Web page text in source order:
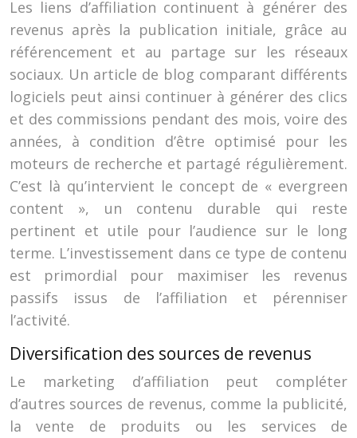
Les liens d’affiliation continuent à générer des
revenus après la publication initiale, grâce au
référencement et au partage sur les réseaux
sociaux. Un article de blog comparant différents
logiciels peut ainsi continuer à générer des clics
et des commissions pendant des mois, voire des
années, à condition d’être optimisé pour les
moteurs de recherche et partagé régulièrement.
C’est là qu’intervient le concept de « evergreen
content », un contenu durable qui reste
pertinent et utile pour l’audience sur le long
terme. L’investissement dans ce type de contenu
est primordial pour maximiser les revenus
passifs issus de l’affiliation et pérenniser
l’activité.
Diversification des sources de revenus
Le marketing d’affiliation peut compléter
d’autres sources de revenus, comme la publicité,
la vente de produits ou les services de